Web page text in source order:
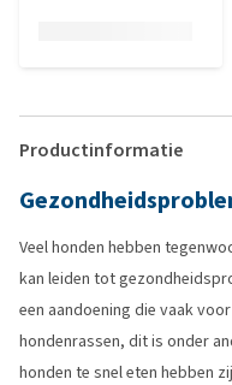
Productinformatie
Veel honden hebben
kan leiden tot
een aandoening die vaak
hondenrassen, dit is onder
honden te snel eten hebben